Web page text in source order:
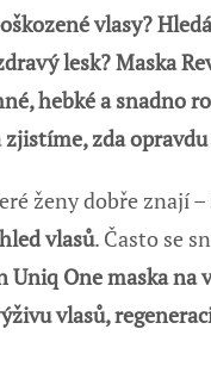
vlasy?
lesk? Maska
hebké a snadno
zjistíme, zda
ženy dobře znají –
vlasů. Často se
Uniq One maska na
vlasů,